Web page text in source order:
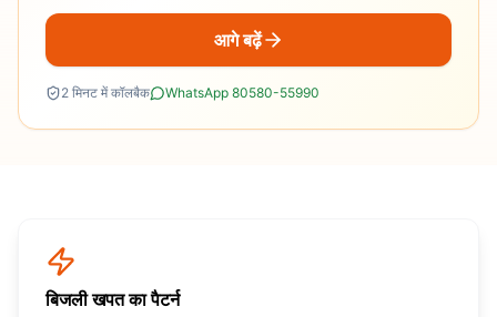
आगे बढ़ें
2 मिनट में कॉलबैक WhatsApp 80580-55990
बिजली खपत का पैटर्न